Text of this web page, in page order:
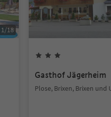
1/18
Gasthof Jägerheim
Plose, Brixen, Brixen und